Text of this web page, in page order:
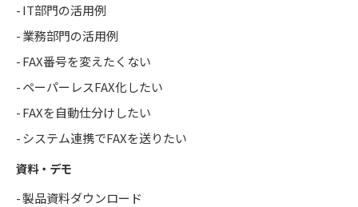
IT部門の活用例
業務部門の活用例
FAX番号を変えたくない
ペーパーレスFAX化したい
FAXを自動仕分けしたい
システム連携でFAXを送りたい
資料・デモ
製品資料ダウンロード